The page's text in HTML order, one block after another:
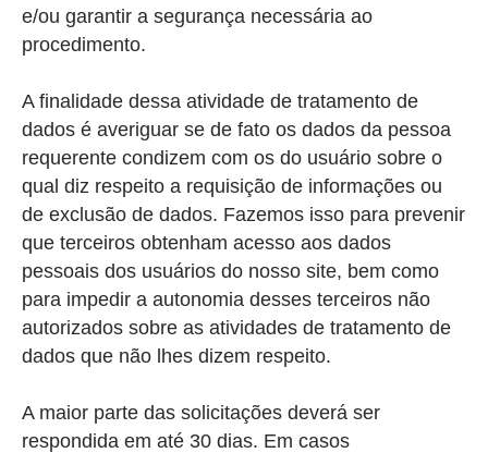
e/ou garantir a segurança necessária ao
procedimento.
A finalidade dessa atividade de tratamento de
dados é averiguar se de fato os dados da pessoa
requerente condizem com os do usuário sobre o
qual diz respeito a requisição de informações ou
de exclusão de dados. Fazemos isso para prevenir
que terceiros obtenham acesso aos dados
pessoais dos usuários do nosso site, bem como
para impedir a autonomia desses terceiros não
autorizados sobre as atividades de tratamento de
dados que não lhes dizem respeito.
A maior parte das solicitações deverá ser
respondida em até 30 dias. Em casos